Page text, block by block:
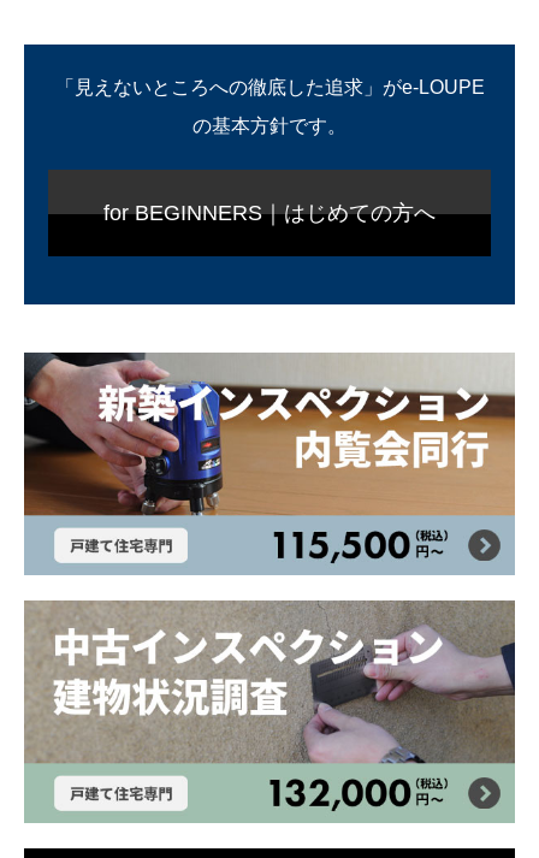
「見えないところへの徹底した追求」がe-LOUPE
の基本方針です。
for BEGINNERS｜はじめての方へ